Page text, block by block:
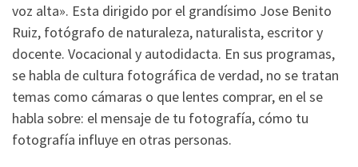
voz alta». Esta dirigido por el grandísimo Jose Benito
Ruiz, fotógrafo de naturaleza, naturalista, escritor y
docente. Vocacional y autodidacta. En sus programas,
se habla de cultura fotográfica de verdad, no se tratan
temas como cámaras o que lentes comprar, en el se
habla sobre: el mensaje de tu fotografía, cómo tu
fotografía influye en otras personas.